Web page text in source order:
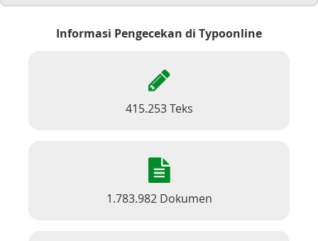
Informasi Pengecekan di Typoonline
415.253 Teks
1.783.982 Dokumen